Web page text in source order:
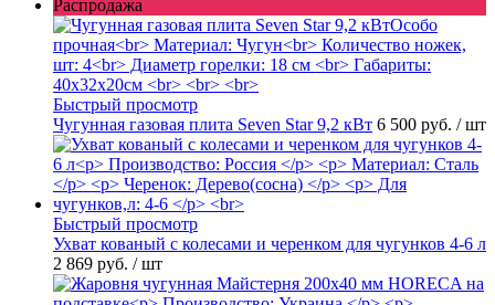
Распродажа
Быстрый просмотр
Чугунная газовая плита Seven Star 9,2 кВт 6 500 руб. / шт
Быстрый просмотр
Ухват кованый с колесами и черенком для чугунков 4-6 л
2 869 руб. / шт